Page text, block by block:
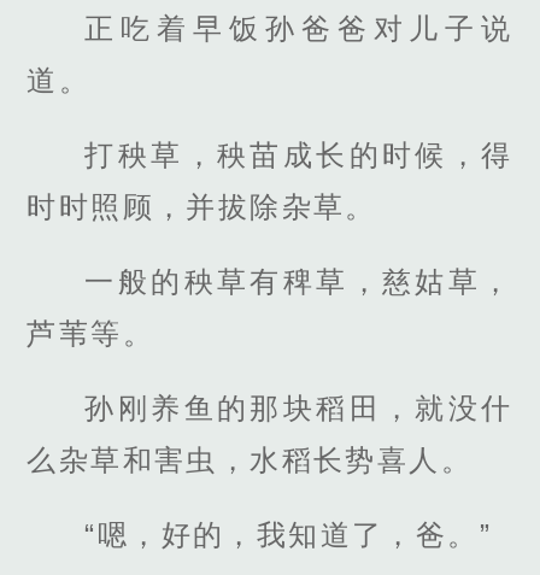
正吃着早饭孙爸爸对儿子说
道。
打秧草，秧苗成长的时候，得
时时照顾，并拔除杂草。
一般的秧草有稗草，慈姑草，
芦苇等。
孙刚养鱼的那块稻田，就没什
么杂草和害虫，水稻长势喜人。
“嗯，好的，我知道了，爸。”